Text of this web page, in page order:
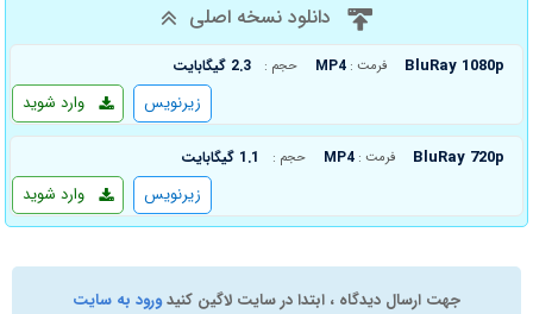
دانلود نسخه اصلی
BluRay 1080p فرمت : MP4 حجم : 2.3 گیگابایت
وارد شوید زیرنویس
BluRay 720p فرمت : MP4 حجم : 1.1 گیگابایت
وارد شوید زیرنویس
جهت ارسال دیدگاه ، ابتدا در سایت لاگین کنیدورود به سایت